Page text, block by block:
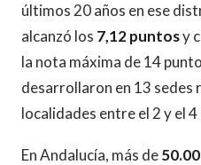
últimos 20 años en ese
alcanzó los 7,12 puntosy
la nota máxima de 14
desarrollaron en 13 sedes
localidades entre el 2 y el 4
En Andalucía, más de